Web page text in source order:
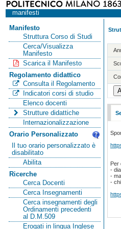
manifesti
Manifesto
Struttura Corso di Studi
Cerca/Visualizza
Manifesto
Scarica il Manifesto
Regolamento didattico
Consulta il Regolamento
Indicatori corsi di studio
Elenco docenti
Strutture didattiche
Internazionalizzazione
Orario Personalizzato
Il tuo orario personalizzato è
disabilitato
Abilita
Ricerche
Cerca Docenti
Cerca Insegnamenti
Cerca insegnamenti degli
Ordinamenti precedenti
al D.M.509
Erogati in lingua Inglese
Per
-
-
-